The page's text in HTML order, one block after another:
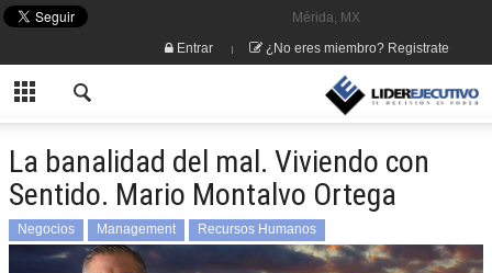
Mérida, MX
Entrar
¿No eres miembro? Registrate
La banalidad del mal. Viviendo con
Sentido. Mario Montalvo Ortega
Negocios Management
Recursos Humanos
Mario Montalvo Ortega